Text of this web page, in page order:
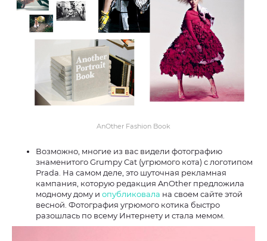
AnOther Fashion Book
Возможно, многие из вас видели фотографию
знаменитого Grumpy Cat (угрюмого кота) с логотипом
Prada. На самом деле, это шуточная рекламная
кампания, которую редакция AnOther предложила
модному дому и опубликовала на своем сайте этой
весной. Фотография угрюмого котика быстро
разошлась по всему Интернету и стала мемом.